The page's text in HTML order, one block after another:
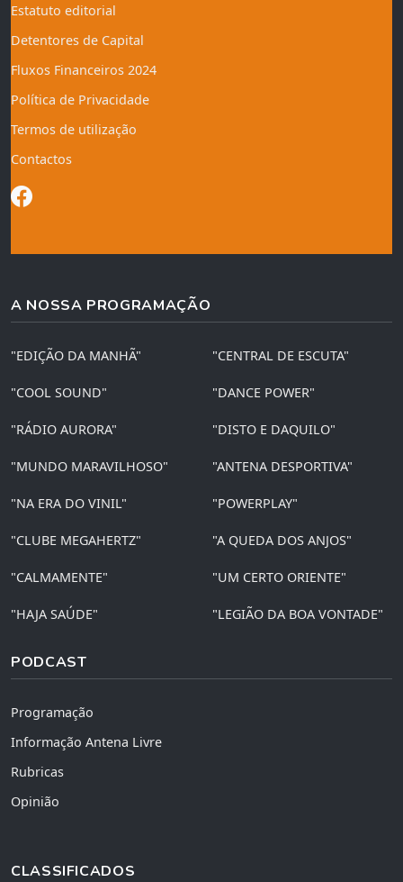
Estatuto editorial
Detentores de Capital
Fluxos Financeiros 2024
Política de Privacidade
Termos de utilização
Contactos
A NOSSA PROGRAMAÇÃO
"EDIÇÃO DA MANHÃ" "CENTRAL DE ESCUTA"
"COOL SOUND" "DANCE POWER"
"RÁDIO AURORA" "DISTO E DAQUILO"
"MUNDO MARAVILHOSO" "ANTENA DESPORTIVA"
"NA ERA DO VINIL" "POWERPLAY"
"CLUBE MEGAHERTZ" "A QUEDA DOS ANJOS"
"CALMAMENTE" "UM CERTO ORIENTE"
"HAJA SAÚDE" "LEGIÃO DA BOA VONTADE"
PODCAST
Programação
Informação Antena Livre
Rubricas
Opinião
CLASSIFICADOS